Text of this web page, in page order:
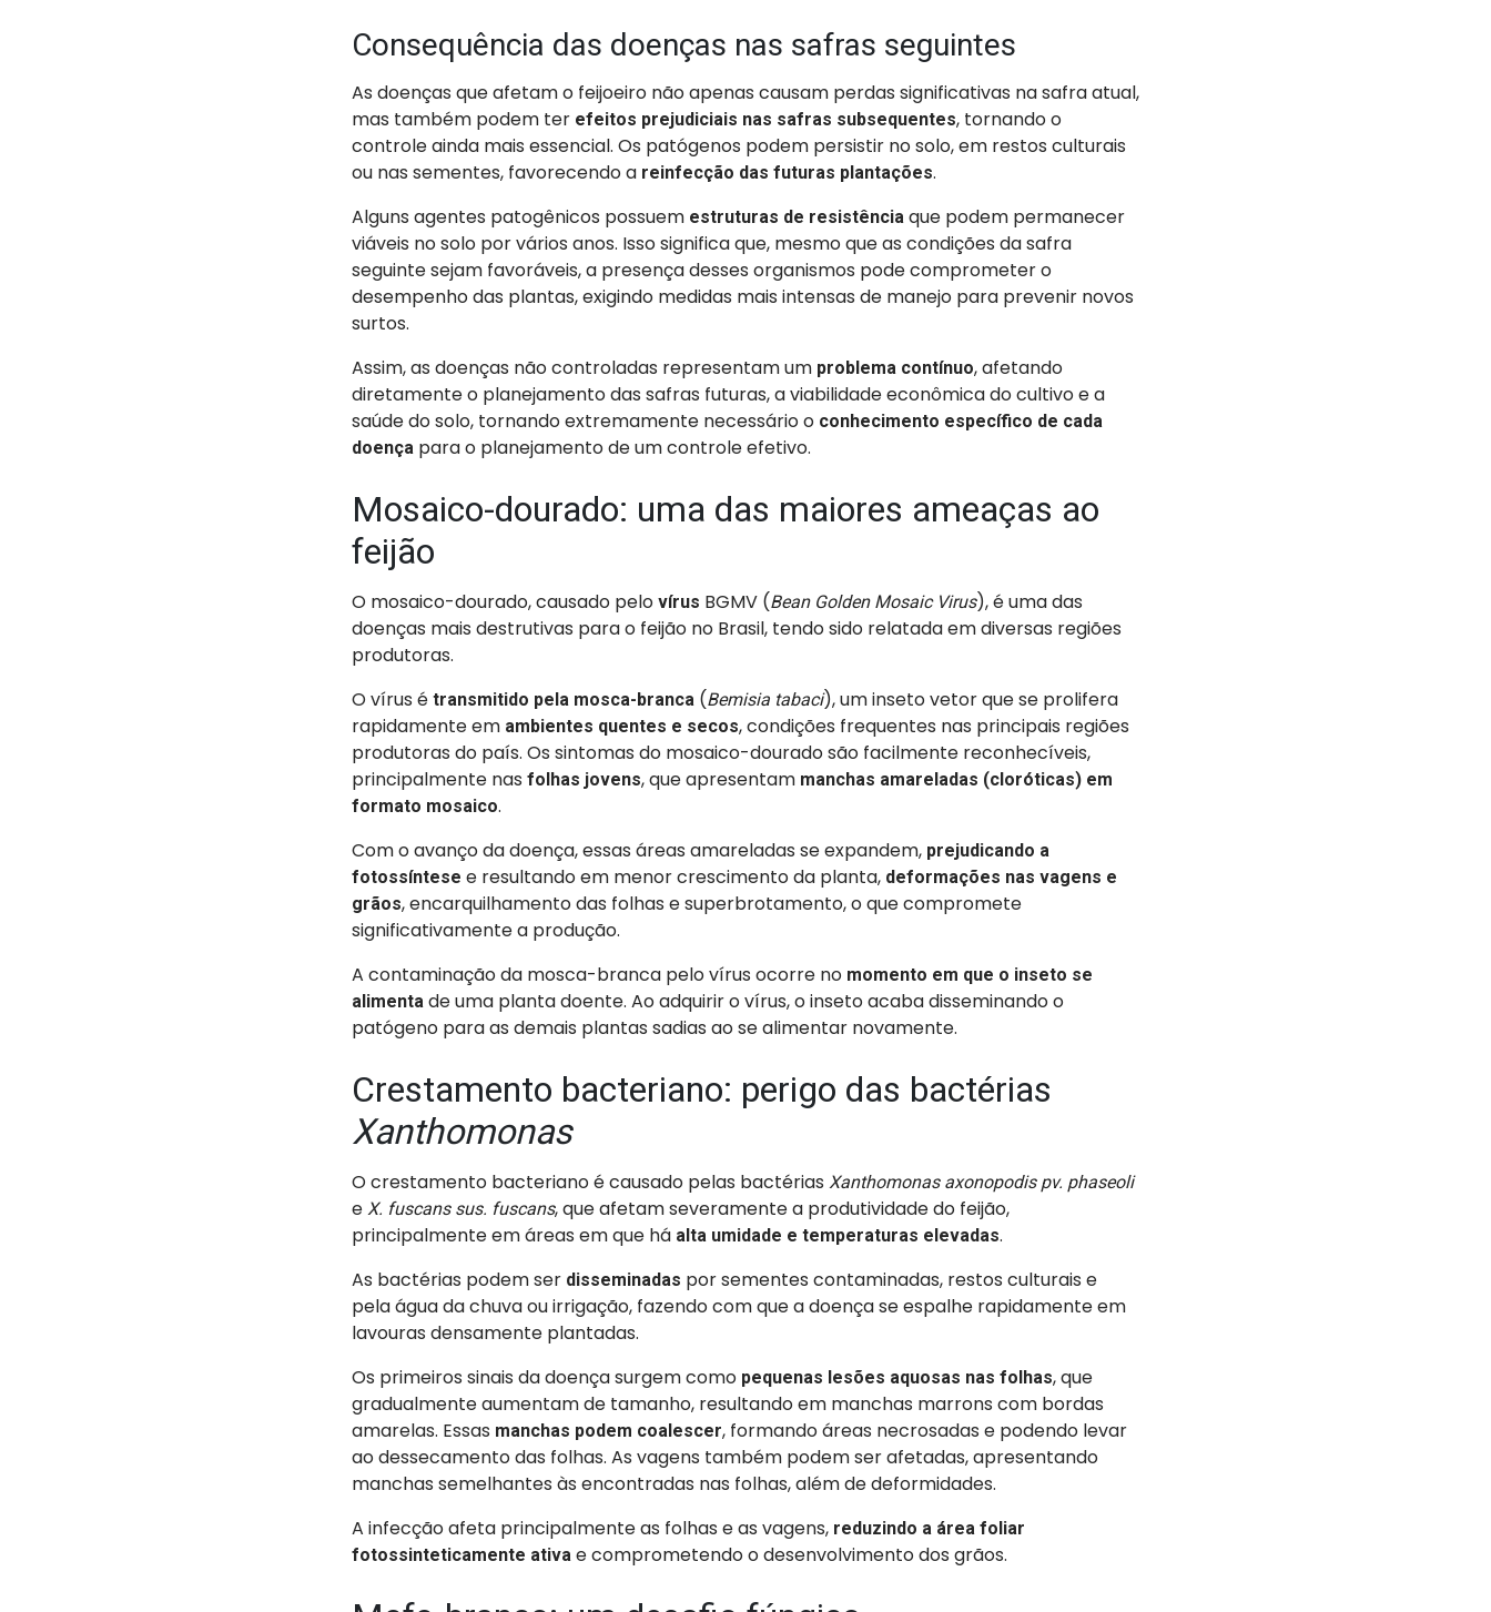
Consequência das doenças nas safras seguintes
As doenças que afetam o feijoeiro não apenas causam perdas significativas na safra atual,
mas também podem terefeitos prejudiciais nas safras subsequentes, tornando o
controle ainda mais essencial. Os patógenos podem persistir no solo, em restos culturais
ou nas sementes, favorecendo a reinfecção das futuras plantações.
Alguns agentes patogênicos possuem estruturas de resistênciaque podem permanecer
viáveis no solo por vários anos. Isso significa que, mesmo que as condições da safra
seguinte sejam favoráveis, a presença desses organismos pode comprometer o
desempenho das plantas, exigindo medidas mais intensas de manejo para prevenir novos
surtos.
Assim, as doenças não controladas representam um problema contínuo, afetando
diretamente o planejamento das safras futuras, a viabilidade econômica do cultivo e a
saúde do solo, tornando extremamente necessário o conhecimento específico de cada
doençapara o planejamento de um controle efetivo.
Mosaico-dourado: uma das maiores ameaças ao
feijão
O mosaico-dourado, causado pelovírus BGMV (Bean Golden Mosaic Virus), é uma das
doenças mais destrutivas para o feijão no Brasil, tendo sido relatada em diversas regiões
produtoras.
O vírus é transmitido pela mosca-branca (Bemisia tabaci), um inseto vetor que se prolifera
rapidamente em ambientes quentes e secos, condições frequentes nas principais regiões
produtoras do país. Os sintomas do mosaico-dourado são facilmente reconhecíveis,
principalmente nas folhas jovens, que apresentam manchas amareladas (cloróticas) em
formato mosaico.
Com o avanço da doença, essas áreas amareladas se expandem, prejudicando a
fotossíntese e resultando em menor crescimento da planta, deformações nas vagens e
grãos, encarquilhamento das folhas e superbrotamento, o que compromete
significativamente a produção.
A contaminação da mosca-branca pelo vírus ocorre no momento em que o inseto se
alimentade uma planta doente. Ao adquirir o vírus, o inseto acaba disseminando o
patógeno para as demais plantas sadias ao se alimentar novamente.
Crestamento bacteriano: perigo das bactérias
Xanthomonas
O crestamento bacteriano é causado pelas bactérias Xanthomonas axonopodis pv. phaseoli
e X. fuscans sus. fuscans, que afetam severamente a produtividade do feijão,
principalmente em áreas em que há alta umidade e temperaturas elevadas.
As bactérias podem serdisseminadas por sementes contaminadas, restos culturais e
pela água da chuva ou irrigação, fazendo com que a doença se espalhe rapidamente em
lavouras densamente plantadas.
Os primeiros sinais da doença surgem comopequenas lesões aquosas nas folhas, que
gradualmente aumentam de tamanho, resultando em manchas marrons com bordas
amarelas. Essas manchas podem coalescer, formando áreas necrosadas e podendo levar
ao dessecamento das folhas. As vagens também podem ser afetadas, apresentando
manchas semelhantes às encontradas nas folhas, além de deformidades.
A infecção afeta principalmente as folhas e as vagens, reduzindo a área foliar
fotossinteticamente ativae comprometendo o desenvolvimento dos grãos.